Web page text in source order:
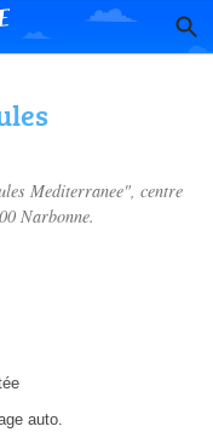
Mediterranee", centre
Narbonne.
auto.